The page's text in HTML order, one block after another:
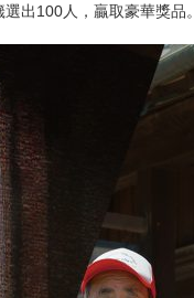
出100人，贏取豪華獎品。